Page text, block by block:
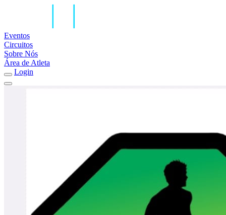
Eventos
Circuitos
Sobre Nós
Área de Atleta
Login